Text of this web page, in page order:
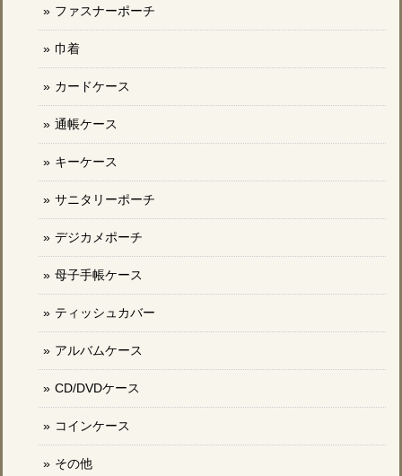
ファスナーポーチ
巾着
カードケース
通帳ケース
キーケース
サニタリーポーチ
デジカメポーチ
母子手帳ケース
ティッシュカバー
アルバムケース
CD/DVDケース
コインケース
その他